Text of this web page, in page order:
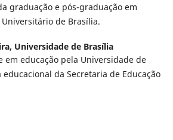
graduação e pós-graduação em
de Brasília.
Universidade de Brasília
em educação pela Universidade de
da Secretaria de Educação